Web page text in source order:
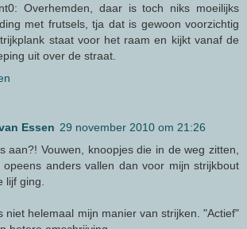
Overhemden, daar is toch niks moeilijks
met frutsels, tja dat is gewoon voorzichtig
staat voor het raam en kijkt vanaf de
uit over de straat.
Essen 29 november 2010 om 21:26
aan?! Vouwen, knoopjes die in de weg zitten,
opeens anders vallen dan voor mijn strijkbout
lijf ging.
niet helemaal mijn manier van strijken. "Actief"